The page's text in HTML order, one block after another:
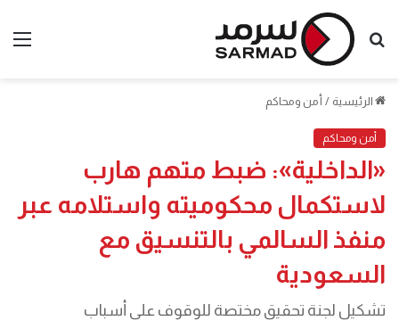
بحث
الرئيسية / أمن ومحاكم
أمن ومحاكم
«الداخلية»: ضبط متهم هارب
لاستكمال محكوميته واستلامه عبر
منفذ السالمي بالتنسيق مع
السعودية
تشكيل لجنة تحقيق مختصة للوقوف على أسباب